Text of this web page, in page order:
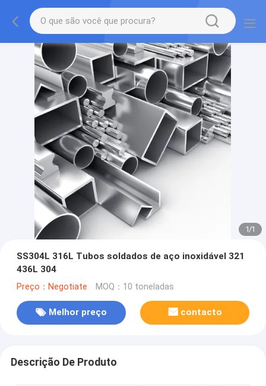
1/1
SS304L 316L Tubos soldados de aço inoxidável 321
436L 304
Preço：Negotiate MOQ：10 toneladas
Melhor preço contacto
Descrição De Produto